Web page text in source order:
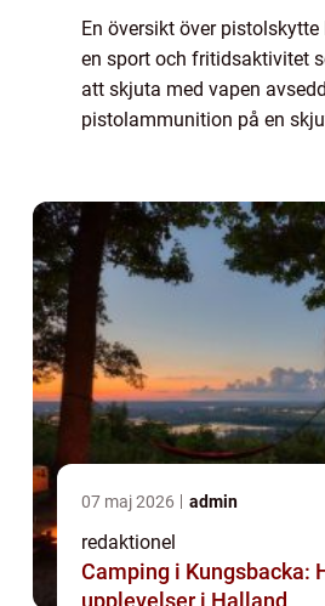
En översikt över
en sport och fritidsaktivitet
att skjuta med vapen
pistolammunition på en
07 maj 2026 admin
redaktionel
Camping i Kungsbacka:
upplevelser i Halland